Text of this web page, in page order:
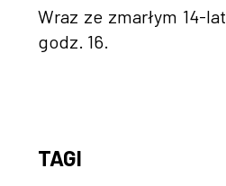
Wraz ze zmarłym 14-
godz. 16.
TAGI